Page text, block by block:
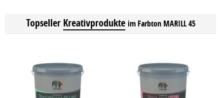
Topseller Kreativprodukte im Farbton MARILL 45